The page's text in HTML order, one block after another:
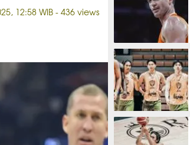
12:58 WIB- 436 views
3 menit 54 detik lalu
1 jam 34 menit lalu